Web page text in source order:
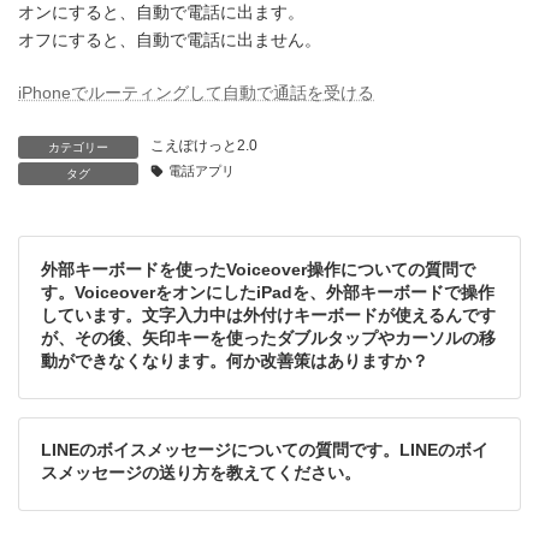
オンにすると、自動で電話に出ます。
オフにすると、自動で電話に出ません。
iPhoneでルーティングして自動で通話を受ける
カテゴリー こえぽけっと2.0
タグ 電話アプリ
外部キーボードを使ったVoiceover操作についての質問で
す。VoiceoverをオンにしたiPadを、外部キーボードで操作
しています。文字入力中は外付けキーボードが使えるんです
が、その後、矢印キーを使ったダブルタップやカーソルの移
動ができなくなります。何か改善策はありますか？
LINEのボイスメッセージについての質問です。LINEのボイ
スメッセージの送り方を教えてください。